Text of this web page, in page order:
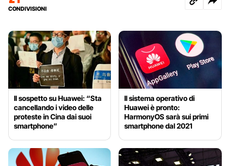
CONDIVISIONI
Il sospetto su Huawei: “Sta
cancellando i video delle
proteste in Cina dai suoi
smartphone”
Il sistema operativo di
Huawei è pronto:
HarmonyOS sarà sui primi
smartphone dal 2021